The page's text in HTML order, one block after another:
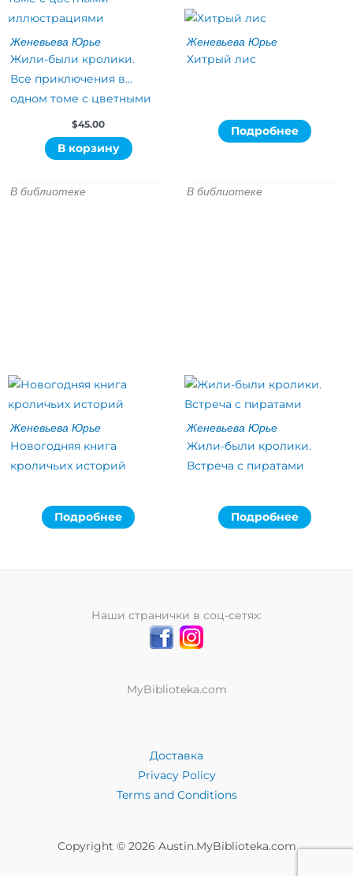
Женевьева Юрье
Жили-были кролики.
Все приключения в
одном томе с цветными
иллюстрациями
$45.00
В корзину
Женевьева Юрье
Хитрый лис
Подробнее
В библиотеке
Женевьева Юрье
Новогодняя книга
кроличьих историй
Подробнее
В библиотеке
Женевьева Юрье
Жили-были кролики.
Встреча с пиратами
Подробнее
Наши странички в соц-сетях:
MyBiblioteka.com
Доставка
Privacy Policy
Terms and Conditions
Copyright © 2026 Austin.MyBiblioteka.com